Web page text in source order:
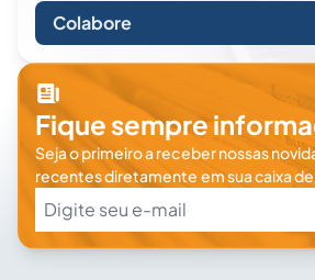
Colabore
Fique sempre
Seja o primeiro a receber nossas
recentes diretamente em sua caixa